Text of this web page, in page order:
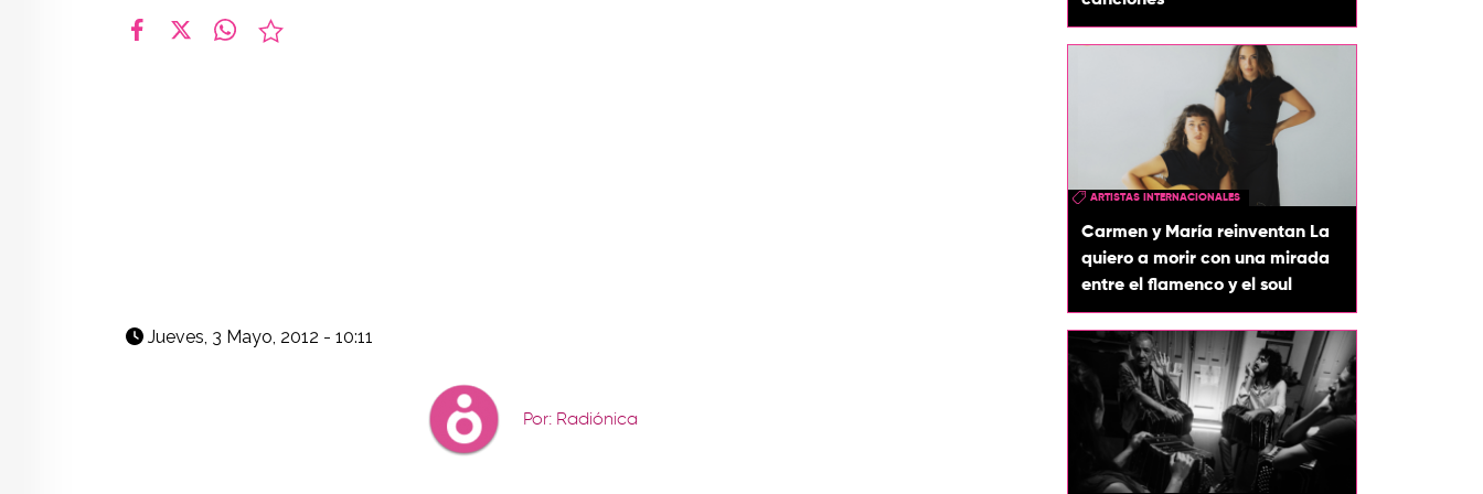
Jueves, 3 Mayo, 2012 - 10:11
Por: Radiónica
ARTISTAS INTERNACIONALES
Carmen y María reinventan La
quiero a morir con una mirada
entre el flamenco y el soul